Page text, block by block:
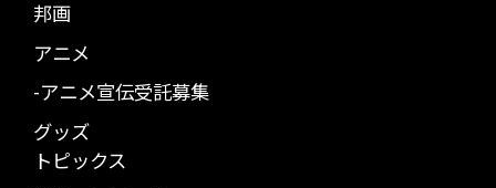
邦画
アニメ
-アニメ宣伝受託募集
グッズ
トピックス